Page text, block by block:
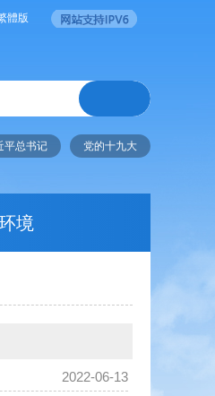
體版
平总书记 党的十九大
境
2022-06-13